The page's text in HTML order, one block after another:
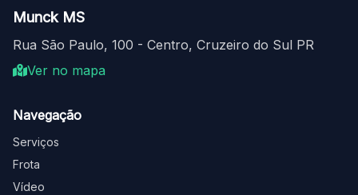
Munck MS
Rua São Paulo, 100 - Centro, Cruzeiro do Sul PR
Ver no mapa
Navegação
Serviços
Frota
Vídeo